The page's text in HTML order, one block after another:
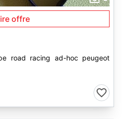
offre
road racing ad-hoc peugeot